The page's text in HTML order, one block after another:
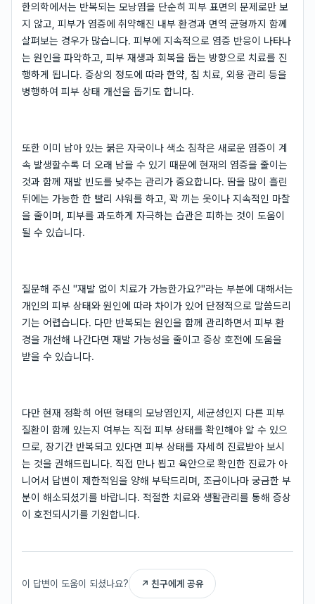
한의학에서는 반복되는 모낭염을 단순히 피부 표면의 문제로만 보
지 않고, 피부가 염증에 취약해진 내부 환경과 면역 균형까지 함께
살펴보는 경우가 많습니다. 피부에 지속적으로 염증 반응이 나타나
는 원인을 파악하고, 피부 재생과 회복을 돕는 방향으로 치료를 진
행하게 됩니다. 증상의 정도에 따라 한약, 침 치료, 외용 관리 등을
병행하여 피부 상태 개선을 돕기도 합니다.
또한 이미 남아 있는 붉은 자국이나 색소 침착은 새로운 염증이 계
속 발생할수록 더 오래 남을 수 있기 때문에 현재의 염증을 줄이는
것과 함께 재발 빈도를 낮추는 관리가 중요합니다. 땀을 많이 흘린
뒤에는 가능한 한 빨리 샤워를 하고, 꽉 끼는 옷이나 지속적인 마찰
을 줄이며, 피부를 과도하게 자극하는 습관은 피하는 것이 도움이
될 수 있습니다.
질문해 주신 "재발 없이 치료가 가능한가요?"라는 부분에 대해서는
개인의 피부 상태와 원인에 따라 차이가 있어 단정적으로 말씀드리
기는 어렵습니다. 다만 반복되는 원인을 함께 관리하면서 피부 환
경을 개선해 나간다면 재발 가능성을 줄이고 증상 호전에 도움을
받을 수 있습니다.
다만 현재 정확히 어떤 형태의 모낭염인지, 세균성인지 다른 피부
질환이 함께 있는지 여부는 직접 피부 상태를 확인해야 알 수 있으
므로, 장기간 반복되고 있다면 피부 상태를 자세히 진료받아 보시
는 것을 권해드립니다. 직접 만나 뵙고 육안으로 확인한 진료가 아
니어서 답변이 제한적임을 양해 부탁드리며, 조금이나마 궁금한 부
분이 해소되셨기를 바랍니다. 적절한 치료와 생활관리를 통해 증상
이 호전되시기를 기원합니다.
이 답변이 도움이 되셨나요? ↗ 친구에게 공유